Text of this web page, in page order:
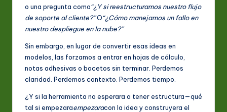
L
o una pregunta como“¿Y si reestructuramos nuestro flujo
de soporte al cliente?”O“¿Cómo manejamos un fallo en
nuestro despliegue en la nube?”
Sin embargo, en lugar de convertir esas ideas en
modelos, las forzamos a entrar en hojas de cálculo,
notas adhesivas o bocetos sin terminar. Perdemos
claridad. Perdemos contexto. Perdemos tiempo.
¿Y si la herramienta no esperara a tener estructura—qué
tal si empezaraempezaracon la idea y construyera el